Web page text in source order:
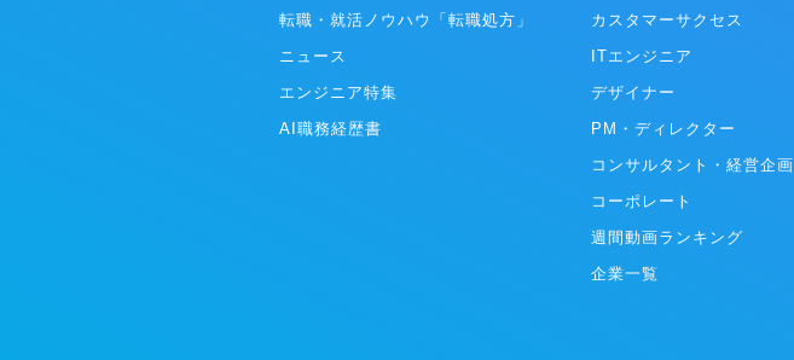
ア』『整備士キャリア』『建職キャリア』を運
営しています。 現在、5,000社以上のクライア
ントと取引しており、業界トップクラスの各社
けて成果報酬型サービスを実施し、導入のしや
すさから新たなクライアントを獲得し急成長を
例） ・どのタイミングで何を入力すればいい
のかをステップごとに教えてくれる ・入力ミ
スを事前に検知（半角／全角、(株)／株式会社
員が、どの項目で躓いているのかが分かる ・
自動入力機能で顧客のIDを間違いなく入力（ダ
年6月 シード調達：1.2億円 2020年6月 シ
リーズA調達：5億円 2023年1月 シリーズB調
雰囲気/特徴 ・大人な雰囲気のスタートアッ
プ！メリハリつけた働き方が可能 周りへの配慮
を大切にした、優しいメンバーが揃っており、
転職・就活ノウハウ「転職処方」
ニュース
エンジニア特集
AI職務経歴書
カスタマーサクセス
ITエンジニア
デザイナー
PM・ディレクター
コンサルタント・経営企画
コーポレート
週間動画ランキング
企業一覧